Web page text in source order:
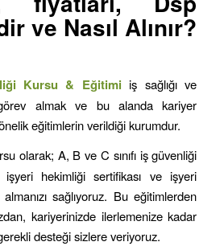
ve Nasıl Alınır?
Kursu & Eğitimi iş sağlığı ve
almak ve bu alanda kariyer
eğitimlerin verildiği kurumdur.
olarak; A, B ve C sınıfı iş güvenliği
işyeri hekimliği sertifikası ve işyeri
sağlıyoruz. Bu eğitimlerden
kariyerinizde ilerlemenize kadar
desteği sizlere veriyoruz.